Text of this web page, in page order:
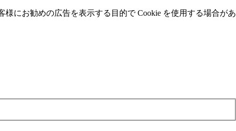
にお勧めの広告を表⽰する⽬的で Cookie を使⽤する場合があ